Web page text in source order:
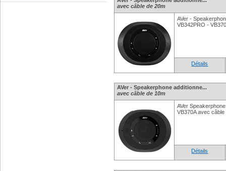
avec câble de 20m
AVer -
VB342PRO -
Détails
AVer - Speakerphone additionne...
avec câble de 10m
AVer
VB370A avec câble
Détails